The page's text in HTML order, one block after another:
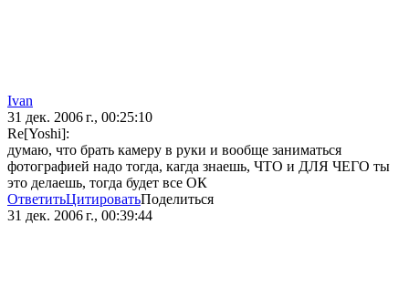
Ivan
31 дек. 2006 г., 00:25:10
Re[Yoshi]:
думаю, что брать камеру в руки и вообще заниматься
фотографией надо тогда, кагда знаешь, ЧТО и ДЛЯ ЧЕГО ты
это делаешь, тогда будет все ОК
ОтветитьЦитироватьПоделиться
31 дек. 2006 г., 00:39:44